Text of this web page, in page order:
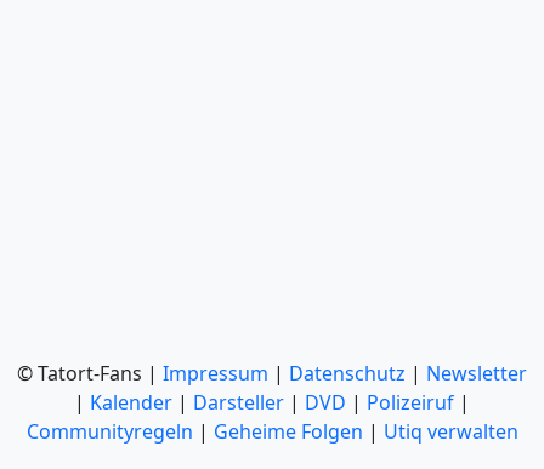
© Tatort-Fans | Impressum | Datenschutz | Newsletter
| Kalender | Darsteller | DVD | Polizeiruf |
Communityregeln | Geheime Folgen | Utiq verwalten